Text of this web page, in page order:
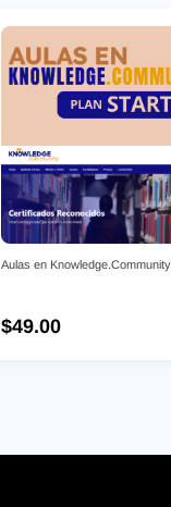
Aulas en
$49.00